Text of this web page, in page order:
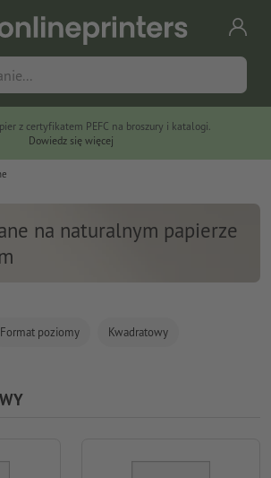
z certyfikatem PEFC na broszury i katalogi.
Dowiedz się więcej
na naturalnym papierze
Format poziomy Kwadratowy